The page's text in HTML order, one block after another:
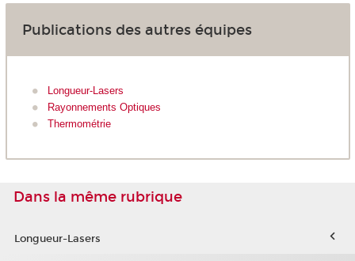
Publications des autres équipes
Longueur-Lasers
Rayonnements Optiques
Thermométrie
Dans la même rubrique
Longueur-Lasers